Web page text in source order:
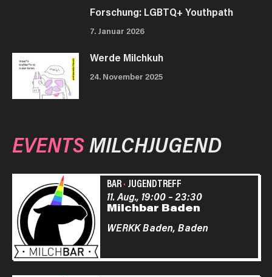
Forschung: LGBTQ+ Youthpath
7. Januar 2026
Werde Milchkuh
24. November 2025
EVENTSMILCHJUGEND
BAR· JUGENDTREFF
Milchbar Baden
11. Aug., 19:00–23:30
WERKK Baden, Baden